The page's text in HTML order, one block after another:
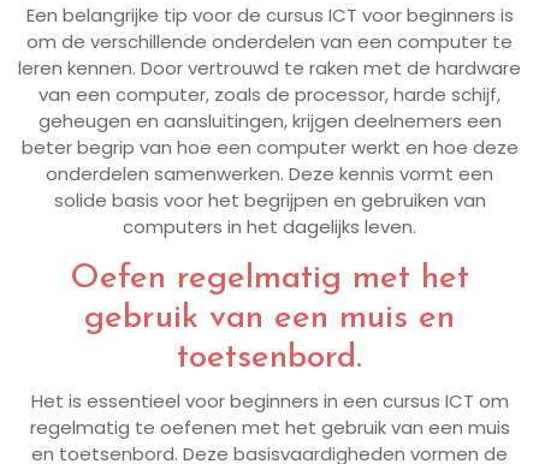
Een belangrijke tip voor de cursus ICT voor beginners is
om de verschillende onderdelen van een computer te
leren kennen. Door vertrouwd te raken met de hardware
van een computer, zoals de processor, harde schijf,
geheugen en aansluitingen, krijgen deelnemers een
beter begrip van hoe een computer werkt en hoe deze
onderdelen samenwerken. Deze kennis vormt een
solide basis voor het begrijpen en gebruiken van
computers in het dagelijks leven.
Oefen regelmatig met het
gebruik van een muis en
toetsenbord.
Het is essentieel voor beginners in een cursus ICT om
regelmatig te oefenen met het gebruik van een muis
en toetsenbord. Deze basisvaardigheden vormen de